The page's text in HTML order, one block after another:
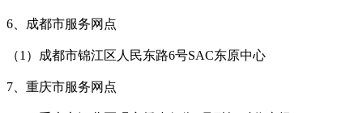
6、成都市服务网点
（1）成都市锦江区人民东路6号SAC东原中心
7、重庆市服务网点